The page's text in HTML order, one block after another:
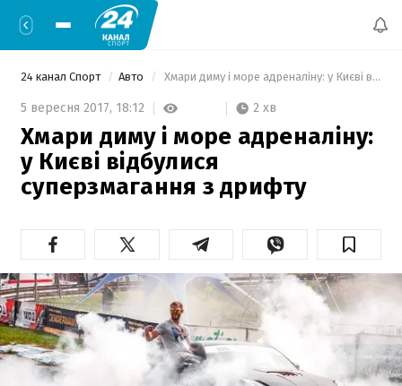
24 канал Спорт Авто Хмари диму і море адреналіну: у Києві відбулися суперзмагання з дрифту
5 вересня 2017, 18:12 2 хв
Хмари диму і море адреналіну:
у Києві відбулися
суперзмагання з дрифту